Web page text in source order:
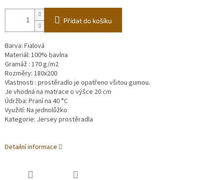
Přidat do košíku
Barva: Fialová
Materiál: 100% bavlna
Gramáž : 170 g/m2
Rozměry: 180x200
Vlastnosti : prostěradlo je opatřeno všitou gumou.
Je vhodná na matrace o výšce 20 cm
Údržba: Praní na 40 °C
Využití: Na jednolůžko
Kategorie: Jersey prostěradla
Detailní informace